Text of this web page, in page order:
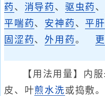
药 、 消导药 、 驱虫药 、
平喘药、 安神药 、 平
固涩药、外用药。
【用法用量】内
皮、叶煎水洗或捣敷。